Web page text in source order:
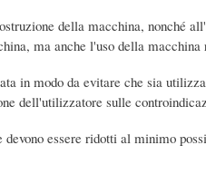
della macchina, nonché
ma anche l'uso della
in modo da evitare che sia
dell'utilizzatore sulle
essere ridotti al minimo